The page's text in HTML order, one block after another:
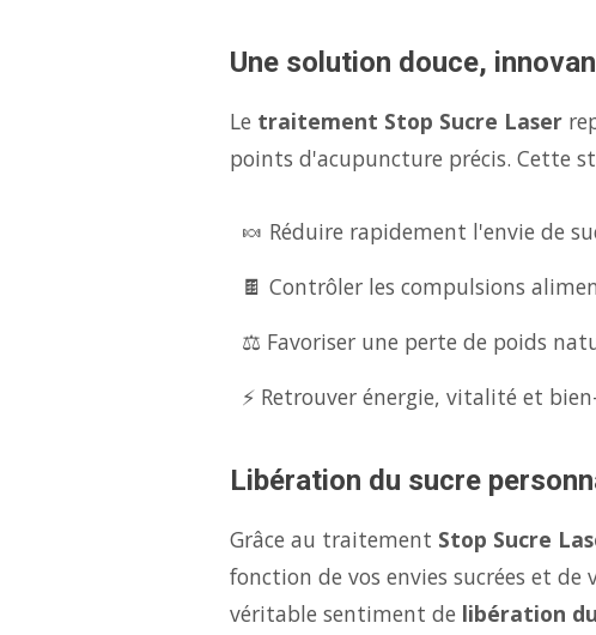
Une solution douce,
Le traitement Stop Sucre Laser
points d'acupuncture précis. Cette
🍬 Réduire rapidement l'envie de
🍫 Contrôler les compulsions
⚖️ Favoriser une perte de poids
⚡ Retrouver énergie, vitalité et
Libération du sucre
Grâce au traitement Stop Sucre
fonction de vos envies sucrées et de
véritable sentiment de libération